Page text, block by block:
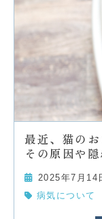
最近、猫の
その原因や
2025年7月14
病気について